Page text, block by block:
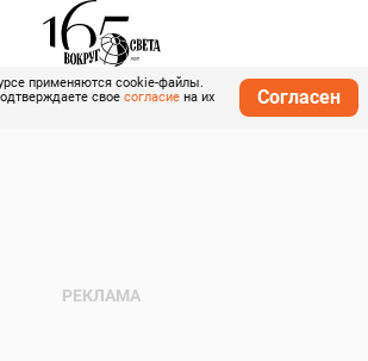
применяются cookie-файлы.
свое согласие на их
Согласен